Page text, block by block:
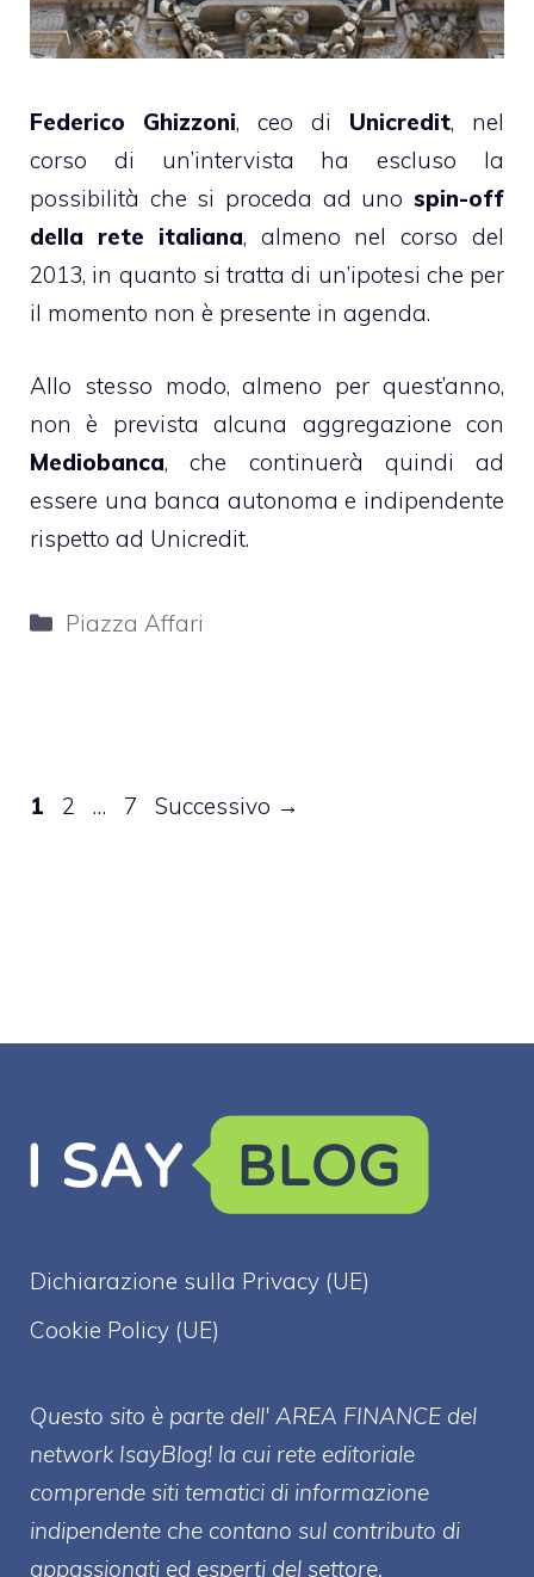
Federico Ghizzoni, ceo di Unicredit, nel
corso di un’intervista ha escluso la
possibilità che si proceda ad uno spin-off
della rete italiana, almeno nel corso del
2013, in quanto si tratta di un’ipotesi che per
il momento non è presente in agenda.
Allo stesso modo, almeno per quest’anno,
non è prevista alcuna aggregazione con
Mediobanca, che continuerà quindi ad
essere una banca autonoma e indipendente
rispetto ad Unicredit.
Categorie
Piazza Affari
Pagina
1 Pagina
2 … Pagina
7 Successivo →
Dichiarazione sulla Privacy (UE)
Cookie Policy (UE)
Questo sito è parte dell' AREA FINANCE del
network IsayBlog! la cui rete editoriale
comprende siti tematici di informazione
indipendente che contano sul contributo di
appassionati ed esperti del settore.